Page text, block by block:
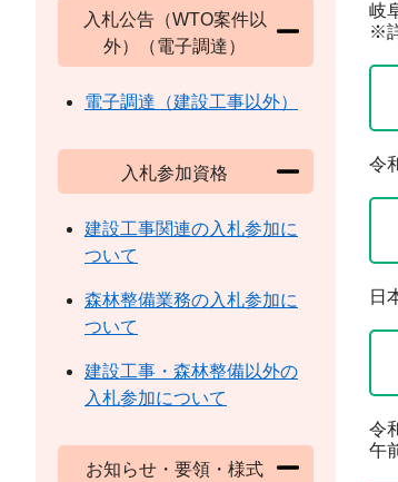
岐
※
令
日
令
午
入札公告（WTO案件以
外）（電子調達）
電子調達（建設工事以外）
入札参加資格
建設工事関連の入札参加に
ついて
森林整備業務の入札参加に
ついて
建設工事・森林整備以外の
入札参加について
お知らせ・要領・様式